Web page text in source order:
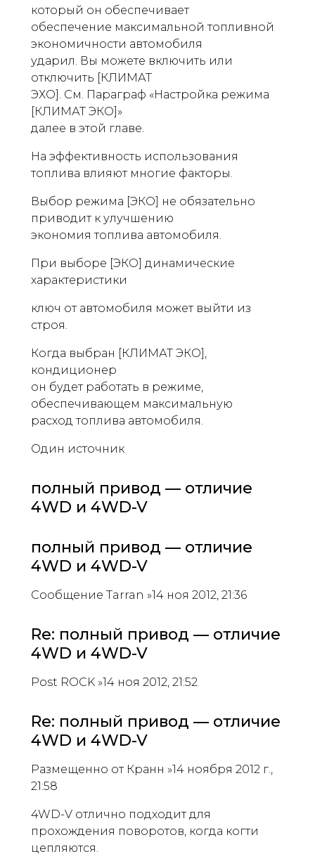
который он обеспечивает
обеспечение максимальной топливной
экономичности автомобиля
ударил. Вы можете включить или
отключить [КЛИМАТ
ЭХО]. См. Параграф «Настройка режима
[КЛИМАТ ЭКО]»
далее в этой главе.
На эффективность использования
топлива влияют многие факторы.
Выбор режима [ЭКО] не обязательно
приводит к улучшению
экономия топлива автомобиля.
При выборе [ЭКО] динамические
характеристики
ключ от автомобиля может выйти из
строя.
Когда выбран [КЛИМАТ ЭКО],
кондиционер
он будет работать в режиме,
обеспечивающем максимальную
расход топлива автомобиля.
Один источник
полный привод — отличие
4WD и 4WD-V
полный привод — отличие
4WD и 4WD-V
Сообщение Tarran »14 ноя 2012, 21:36
Re: полный привод — отличие
4WD и 4WD-V
Post ROCK »14 ноя 2012, 21:52
Re: полный привод — отличие
4WD и 4WD-V
Размещенно от Кранн »14 ноября 2012 г.,
21:58
4WD-V отлично подходит для
прохождения поворотов, когда когти
цепляются.